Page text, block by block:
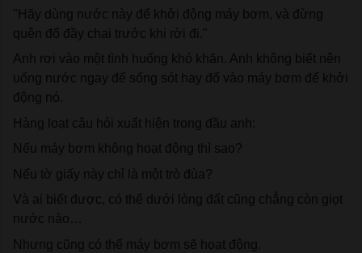
"Hãy dùng nước này để khởi động máy bơm, và đừng
quên đổ đầy chai trước khi rời đi."
Anh rơi vào một tình huống khó khăn. Anh không biết nên
uống nước ngay để sống sót hay đổ vào máy bơm để khởi
động nó.
Hàng loạt câu hỏi xuất hiện trong đầu anh:
Nếu máy bơm không hoạt động thì sao?
Nếu tờ giấy này chỉ là một trò đùa?
Và ai biết được, có thể dưới lòng đất cũng chẳng còn giọt
nước nào…
Nhưng cũng có thể máy bơm sẽ hoạt động.